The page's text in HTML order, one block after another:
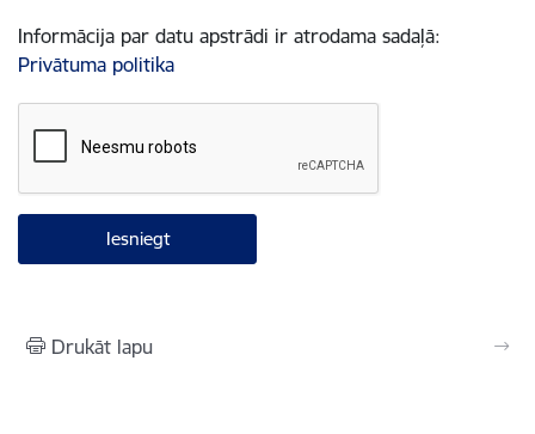
Informācija par datu apstrādi ir atrodama sadaļā:
Privātuma politika
Drukāt lapu